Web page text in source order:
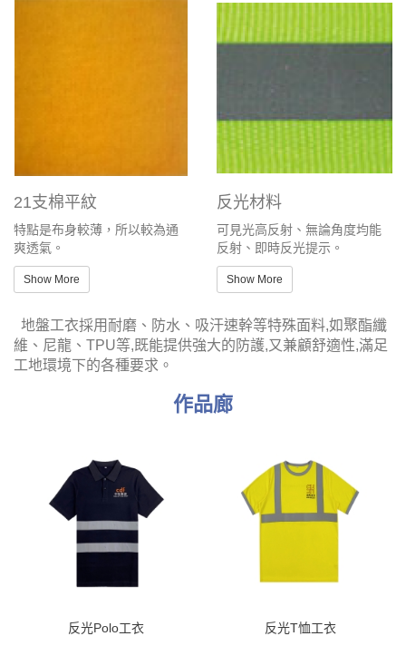
21支棉平紋
特點是布身較薄，所以較為通
爽透氣。
Show More
反光材料
可見光高反射、無論角度均能
反射、即時反光提示。
Show More
地盤工衣採用耐磨、防水、吸汗速幹等特殊面料,如聚酯纖
維、尼龍、TPU等,既能提供強大的防護,又兼顧舒適性,滿足
工地環境下的各種要求。
作品廊
反光Polo工衣 反光T恤工衣